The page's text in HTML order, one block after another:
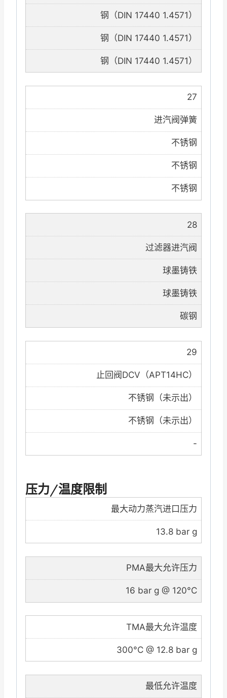
钢（DIN 17440 1.4571）
钢（DIN 17440 1.4571）
钢（DIN 17440 1.4571）
27
进汽阀弹簧
不锈钢
不锈钢
不锈钢
28
过滤器进汽阀
球墨铸铁
球墨铸铁
碳钢
29
止回阀DCV（APT14HC）
不锈钢（未示出）
不锈钢（未示出）
-
压力/温度限制
最大动力蒸汽进口压力
13.8 bar g
PMA最大允许压力
16 bar g @ 120°C
TMA最大允许温度
300°C @ 12.8 bar g
最低允许温度